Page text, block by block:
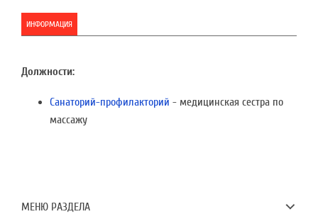
ИНФОРМАЦИЯ
Должности:
Санаторий-профилакторий - медицинская сестра по
массажу
МЕНЮ РАЗДЕЛА